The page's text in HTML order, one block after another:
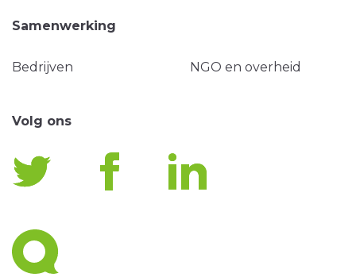
Samenwerking
Bedrijven NGO en overheid
Volg ons